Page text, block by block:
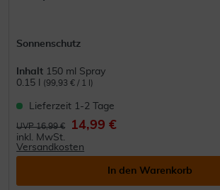
Sonnenschutz
Inhalt 150 ml Spray
0.15 l
(99,93 € / 1 l)
Lieferzeit 1-2 Tage
UVP 16,99 € 14,99 €
inkl. MwSt.
Versandkosten
In den Warenkorb